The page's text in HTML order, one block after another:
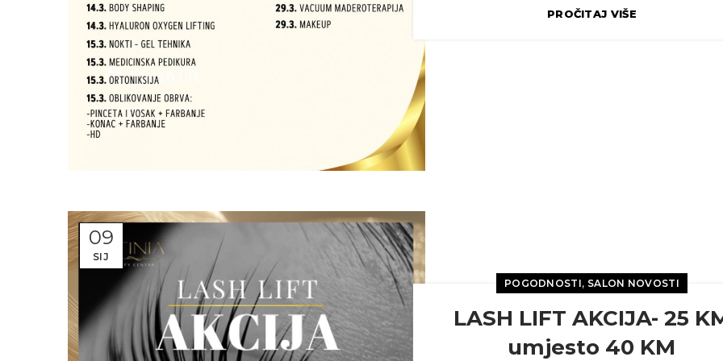
PROČITAJ VIŠE
09
SIJ
POGODNOSTI, SALON NOVOSTI
LASH LIFT AKCIJA- 25
umjesto 40 KM